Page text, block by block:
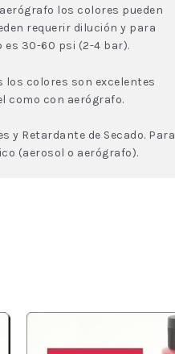
los colores pueden
requerir dilución y para
es 30-60 psi (2-4 bar).
los colores son excelentes
como con aerógrafo.
y Retardante de Secado. Para
(aerosol o aerógrafo).